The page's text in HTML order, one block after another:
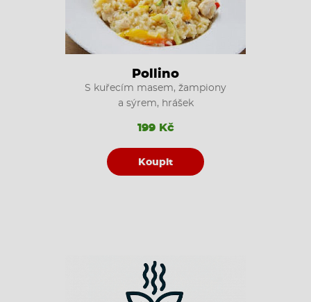
Pollino
S kuřecím masem, žampiony
a sýrem, hrášek
199 Kč
Koupit